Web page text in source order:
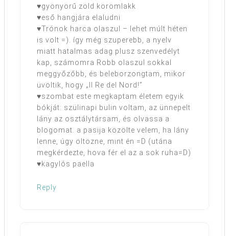
♥gyönyörű zöld körömlakk
♥eső hangjára elaludni
♥Trónok harca olaszul – lehet múlt héten
is volt =). így még szuperebb, a nyelv
miatt hatalmas adag plusz szenvedélyt
kap, számomra Robb olaszul sokkal
meggyőzőbb, és beleborzongtam, mikor
üvöltik, hogy „Il Re del Nord!”
♥szombat este megkaptam életem egyik
bókját: szülinapi bulin voltam, az ünnepelt
lány az osztálytársam, és olvassa a
blogomat. a pasija közölte velem, ha lány
lenne, úgy öltözne, mint én =D (utána
megkérdezte, hova fér el az a sok ruha=D)
♥kagylós paella
Reply